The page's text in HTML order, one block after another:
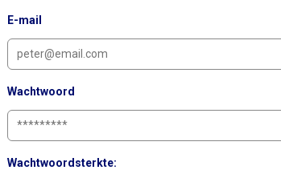
E-mail
Wachtwoord
Wachtwoordsterkte: